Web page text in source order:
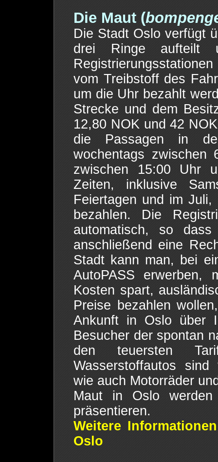
Die Maut (
Die Stadt Oslo verfügt
drei Ringe aufteilt
vom Treibstoff des
um die Uhr bezahlt
Strecke und dem
12,80 NOK und 42
die Passagen in
wochentags
zwischen 15:00 Uhr
Zeiten, inklusive
Feiertagen und im
bezahlen. Die
automatisch, so
anschließend eine
Stadt kann man, bei
AutoPASS
Kosten spart,
Preise bezahlen
Ankunft in Oslo über
Besucher der spontan
den teuersten
Wasserstoffautos
wie auch Motorräder
Maut in Oslo
präsentieren.
Weitere
Oslo